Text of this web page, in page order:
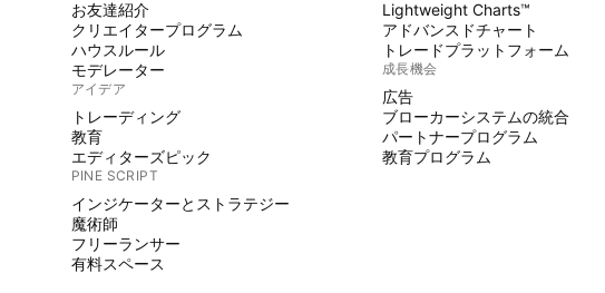
お友達紹介
クリエイタープログラム
ハウスルール
モデレーター
アイデア
トレーディング
教育
エディターズピック
PINE SCRIPT
インジケーターとストラテジー
魔術師
フリーランサー
有料スペース
Lightweight Charts™
アドバンスドチャート
トレードプラットフォーム
成長機会
広告
ブローカーシステムの統合
パートナープログラム
教育プログラム